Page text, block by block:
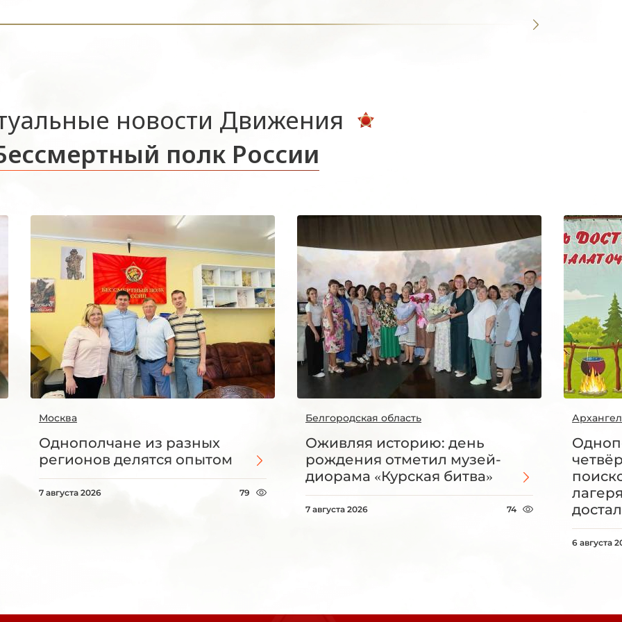
новости Движения
полк России
Москва
Однополчане из разных
регионов делятся опытом
7 августа 2026 79
Белгородская область
Оживляя историю: день
рождения отметил музей-
диорама «Курская битва»
7 августа 2026 74
6 августа